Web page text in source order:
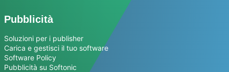
Pubblicità
Soluzioni per i publisher
Carica e gestisci il tuo software
Software Policy
Pubblicità su Softonic